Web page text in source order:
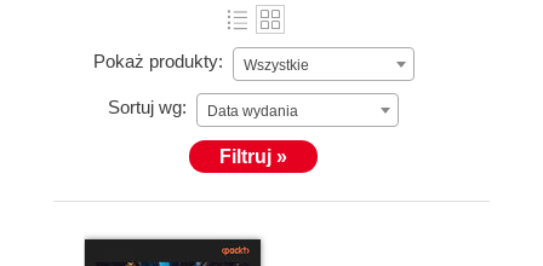
Pokaż produkty: Wszystkie
Sortuj wg: Data wydania
Filtruj »